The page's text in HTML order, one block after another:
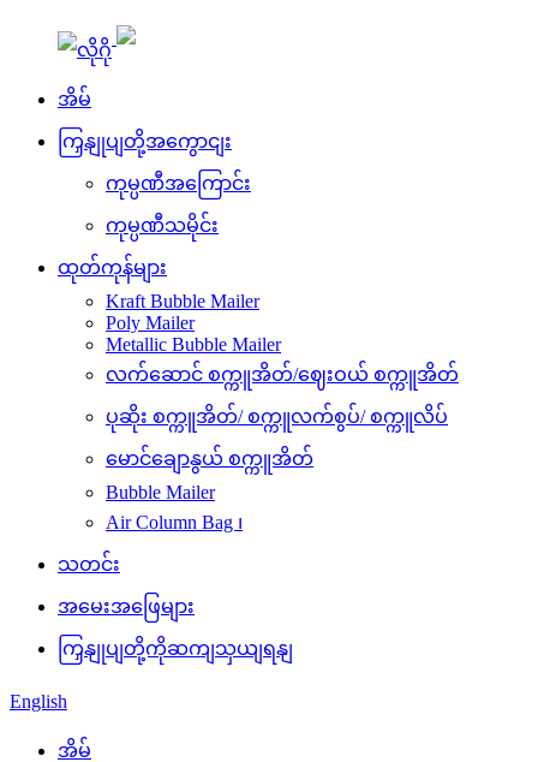
အိမ်
ကြှနျုပျတို့အကွောငျး
ကုမ္ပဏီအကြောင်း
ကုမ္ပဏီသမိုင်း
ထုတ်ကုန်များ
Kraft Bubble Mailer
Poly Mailer
Metallic Bubble Mailer
လက်ဆောင် စက္ကူအိတ်/ဈေးဝယ် စက္ကူအိတ်
ပုဆိုး စက္ကူအိတ်/ စက္ကူလက်စွပ်/ စက္ကူလိပ်
မောင်ချောနွယ် စက္ကူအိတ်
Bubble Mailer
Air Column Bag ၊
သတင်း
အမေးအဖြေများ
ကြှနျုပျတို့ကိုဆကျသှယျရနျ
English
အိမ်